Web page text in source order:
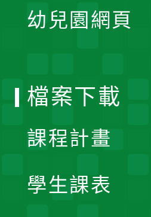
幼兒園網頁
檔案下載
課程計畫
學生課表